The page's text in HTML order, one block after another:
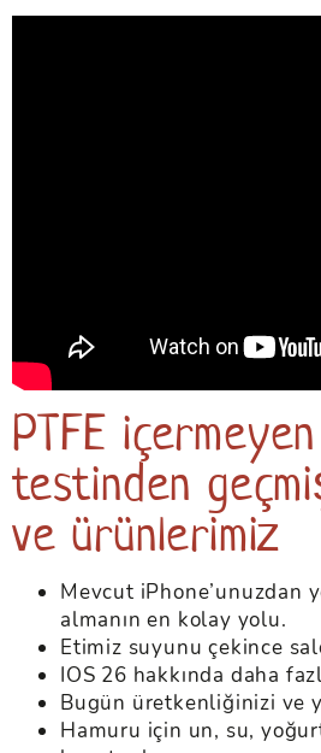
PTFE
testinden
ve ürünlerimiz
Mevcut iPhone’unuzdan
almanın en kolay yolu.
Etimiz suyunu çekince
IOS 26 hakkında daha
Bugün üretkenliğinizi ve
Hamuru için un, su,